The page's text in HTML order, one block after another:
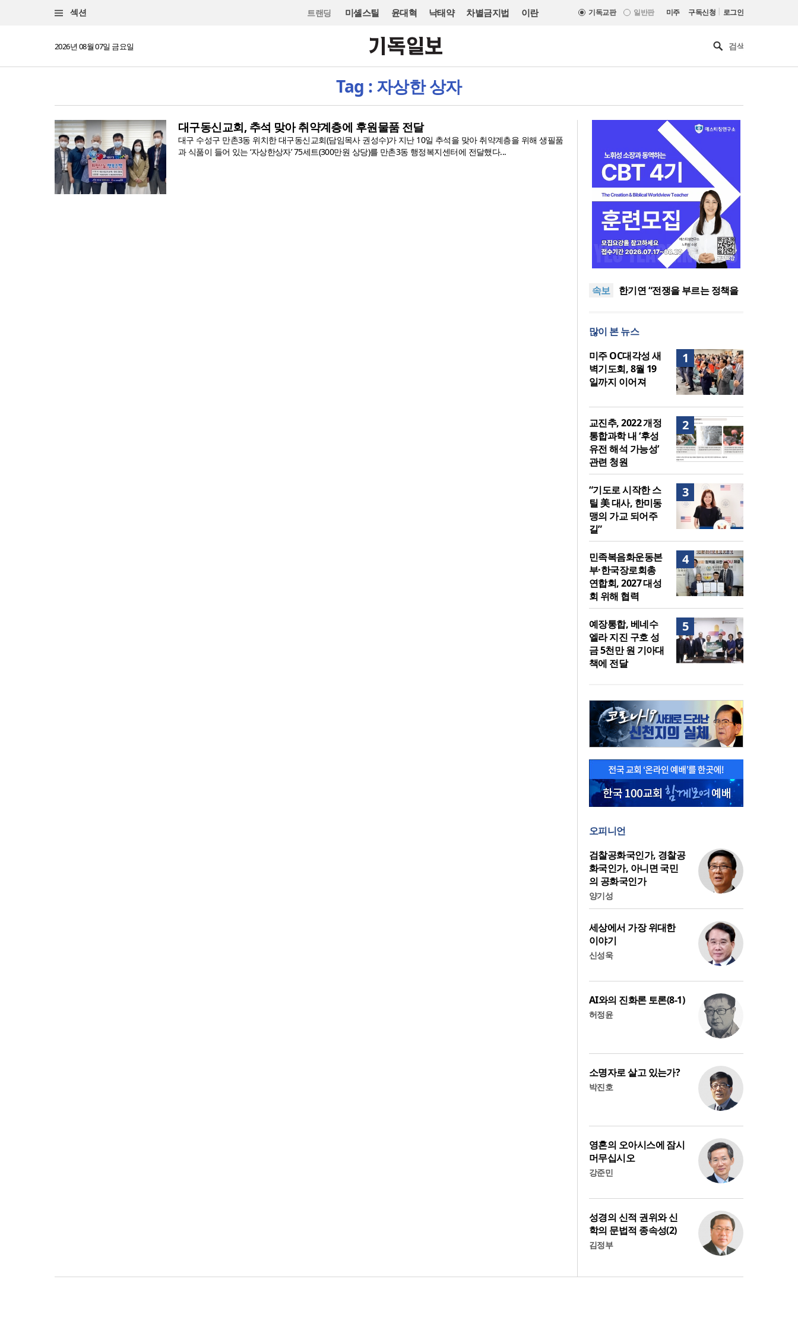
섹션 트랜딩 미셸스틸 윤대혁 낙태약 차별금지법 이란 기독교판 일반판 미주 구독신청 | 로그인
2026년 08월 07일 금요일
Tag : 자상한 상자
대구동신교회, 추석 맞아 취약계층에 후원물품 전달
대구 수성구 만촌3동 위치한 대구동신교회(담임목사 권성수)가 지난 10일 추석을 맞아 취약계층을 위해 생필품
과 식품이 들어 있는 ‘자상한상자’ 75세트(300만원 상당)를 만촌3동 행정복지센터에 전달했다...
속보
“한국 복음의 시작에는 미국보
한미동맹의 가교 되어주길”
한기연 “전쟁을 부르는 정책을
회총연합회, 2027 대성회 위해
“한국 복음의 시작에는 미국보
다 먼저 일본이 있었습니다”
“기도로 시작한 스틸 美 대사,
한미동맹의 가교 되어주길”
많이 본 뉴스
1
미주 OC대각성 새
벽기도회, 8월 19
일까지 이어져
2
교진추, 2022 개정
통합과학 내 ‘후성
유전 해석 가능성’
관련 청원
3
“기도로 시작한 스
틸 美 대사, 한미동
맹의 가교 되어주
길”
4
민족복음화운동본
부·한국장로회총
연합회, 2027 대성
회 위해 협력
5
예장통합, 베네수
엘라 지진 구호 성
금 5천만 원 기아대
책에 전달
오피니언
검찰공화국인가, 경찰공
화국인가, 아니면 국민
의 공화국인가
양기성
세상에서 가장 위대한
이야기
신성욱
AI와의 진화론 토론(8-1)
허정윤
소명자로 살고 있는가?
박진호
영혼의 오아시스에 잠시
머무십시오
강준민
성경의 신적 권위와 신
학의 문법적 종속성(2)
김정부